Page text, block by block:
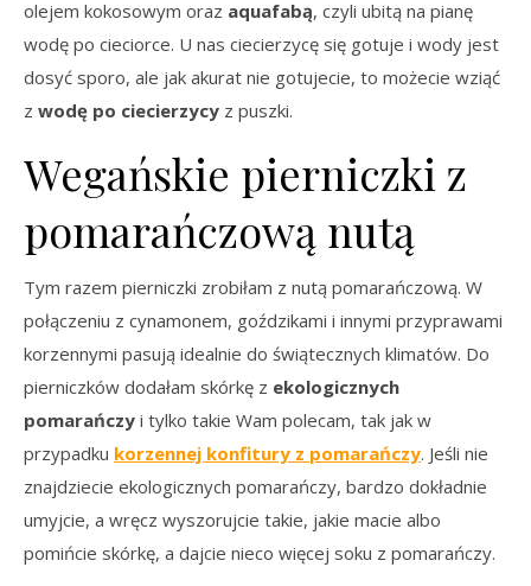
olejem kokosowym oraz aquafabą, czyli ubitą na pianę
wodę po cieciorce. U nas ciecierzycę się gotuje i wody jest
dosyć sporo, ale jak akurat nie gotujecie, to możecie wziąć
z wodę po ciecierzycy z puszki.
Wegańskie pierniczki z
pomarańczową nutą
Tym razem pierniczki zrobiłam z nutą pomarańczową. W
połączeniu z cynamonem, goździkami i innymi przyprawami
korzennymi pasują idealnie do świątecznych klimatów. Do
pierniczków dodałam skórkę z ekologicznych
pomarańczy i tylko takie Wam polecam, tak jak w
przypadku korzennej konfitury z pomarańczy. Jeśli nie
znajdziecie ekologicznych pomarańczy, bardzo dokładnie
umyjcie, a wręcz wyszorujcie takie, jakie macie albo
pomińcie skórkę, a dajcie nieco więcej soku z pomarańczy.